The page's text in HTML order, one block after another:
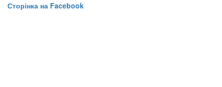
Сторінка на Facebook